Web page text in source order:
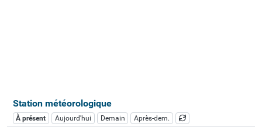
Station météorologique
À présent Aujourd'hui Demain Après-dem.